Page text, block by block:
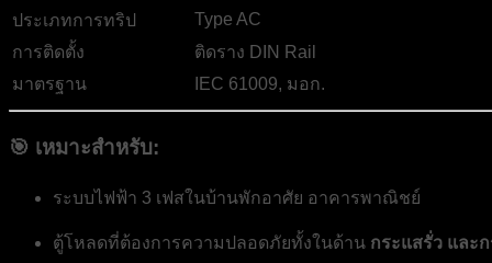
ประเภทการทริป
Type AC
การติดตั้ง
ติดราง DIN Rail
มาตรฐาน
IEC 61009, มอก.
🎯 เหมาะสำหรับ:
ระบบไฟฟ้า 3 เฟสในบ้านพักอาศัย อาคารพาณิชย์
ตู้โหลดที่ต้องการความปลอดภัยทั้งในด้าน กระแสรั่ว และ